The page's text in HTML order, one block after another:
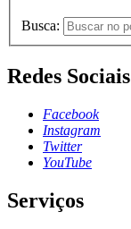
Busca:
Redes Sociais
Facebook
Instagram
Twitter
YouTube
Serviços